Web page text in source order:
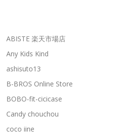
ABISTE 楽天市場店
Any Kids Kind
ashisuto13
B-BROS Online Store
BOBO-fit-cicicase
Candy chouchou
coco iine